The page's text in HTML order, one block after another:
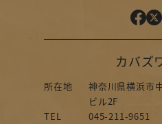
カバズ
所在地
神奈川県横浜市
ビル2F
TEL
045-211-9651